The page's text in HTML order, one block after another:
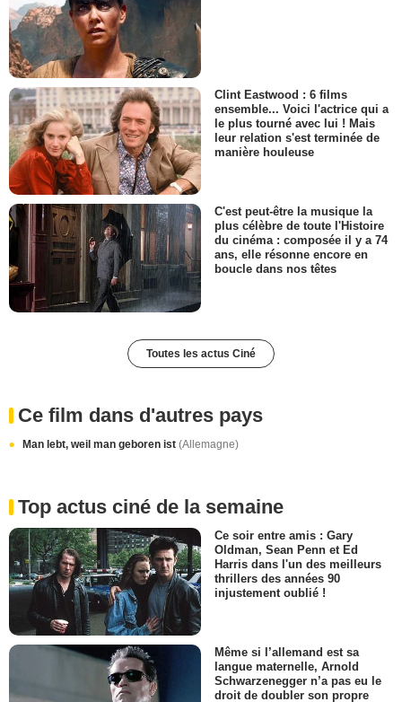
Clint Eastwood : 6 films
ensemble... Voici l'actrice qui a
le plus tourné avec lui ! Mais
leur relation s'est terminée de
manière houleuse
C'est peut-être la musique la
plus célèbre de toute l'Histoire
du cinéma : composée il y a 74
ans, elle résonne encore en
boucle dans nos têtes
Toutes les actus Ciné
Ce film dans d'autres pays
Man lebt, weil man geboren ist (Allemagne)
Top actus ciné de la semaine
Ce soir entre amis : Gary
Oldman, Sean Penn et Ed
Harris dans l'un des meilleurs
thrillers des années 90
injustement oublié !
Même si l’allemand est sa
langue maternelle, Arnold
Schwarzenegger n’a pas eu le
droit de doubler son propre